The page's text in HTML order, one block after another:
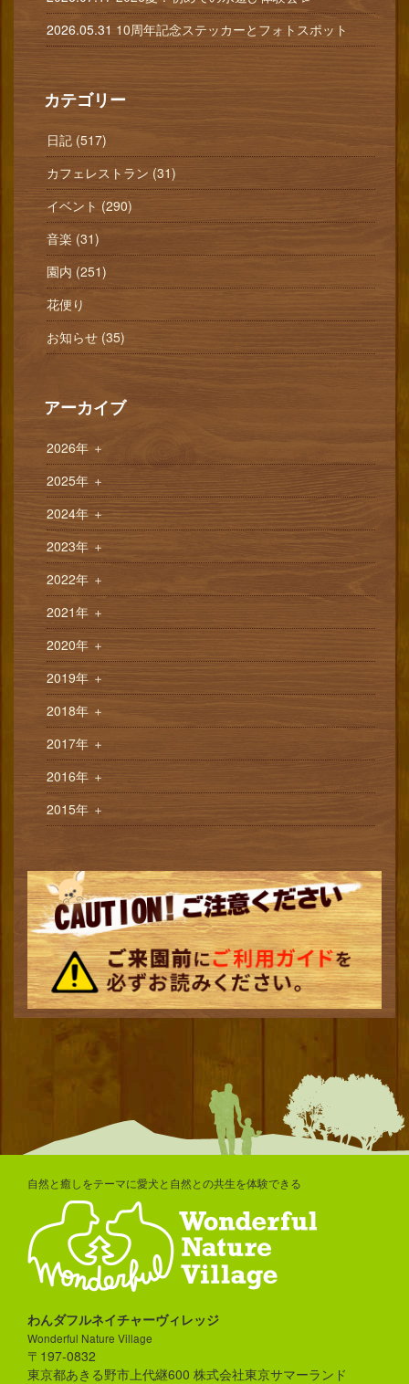
2026.05.31 10周年記念ステッカーとフォトスポット
カテゴリー
日記 (517)
カフェレストラン (31)
イベント (290)
音楽 (31)
園内 (251)
花便り
お知らせ (35)
アーカイブ
2026年 ＋
2025年 ＋
2024年＋
2023年 ＋
2022年 ＋
2021年 ＋
2020年 ＋
2019年 ＋
2018年 ＋
2017年 ＋
2016年 ＋
2015年 ＋
自然と癒しをテーマに愛犬と自然との共生を体験できる
わんダフルネイチャーヴィレッジ
Wonderful Nature Village
〒197-0832
東京都あきる野市上代継600 株式会社東京サマーランド